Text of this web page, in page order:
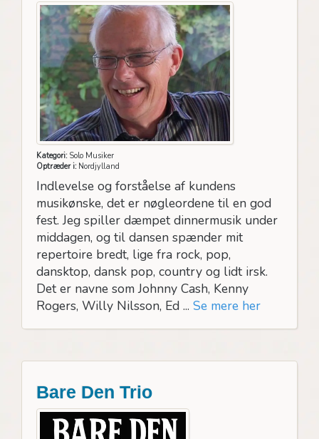
Kategori:Solo Musiker
Optræder i:Nordjylland
Indlevelse og forståelse af kundens
musikønske, det er nøgleordene til en god
fest. Jeg spiller dæmpet dinnermusik under
middagen, og til dansen spænder mit
repertoire bredt, lige fra rock, pop,
dansktop, dansk pop, country og lidt irsk.
Det er navne som Johnny Cash, Kenny
Rogers, Willy Nilsson, Ed ... Se mere her
Bare Den Trio